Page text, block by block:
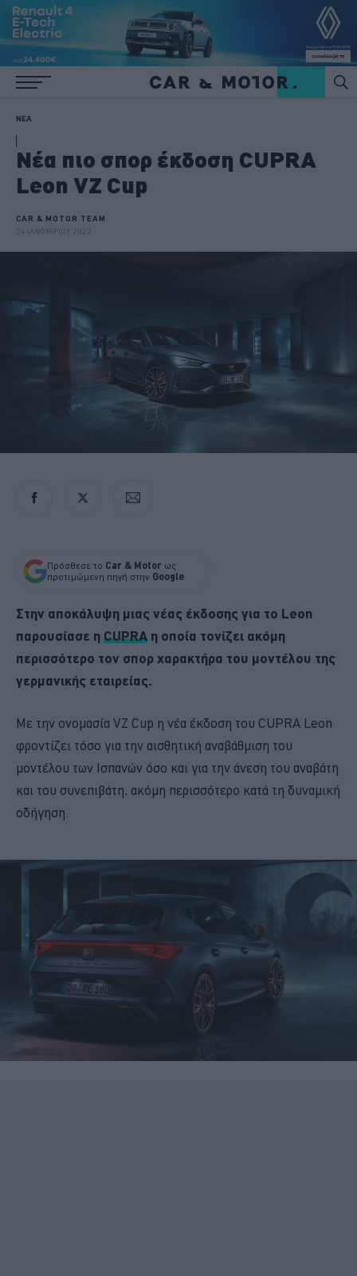
ΝΕΑ
Νέα πιο σπορ έκδοση CUPRA
Leon VZ Cup
CAR & MOTOR TEAM
24 ΙΑΝΟΥΑΡΙΟΥ 2022
Πρόσθεσε το Car & Motor ως
προτιμώμενη πηγή στην Google
Στην αποκάλυψη μιας νέας έκδοσης για το Leon
παρουσίασε η CUPRA η οποία τονίζει ακόμη
περισσότερο τον σπορ χαρακτήρα του μοντέλου της
γερμανικής εταιρείας.
Με την ονομασία VZ Cup η νέα έκδοση του CUPRA Leon
φροντίζει τόσο για την αισθητική αναβάθμιση του
μοντέλου των Ισπανών όσο και για την άνεση του αναβάτη
και του συνεπιβάτη, ακόμη περισσότερο κατά τη δυναμική
οδήγηση.